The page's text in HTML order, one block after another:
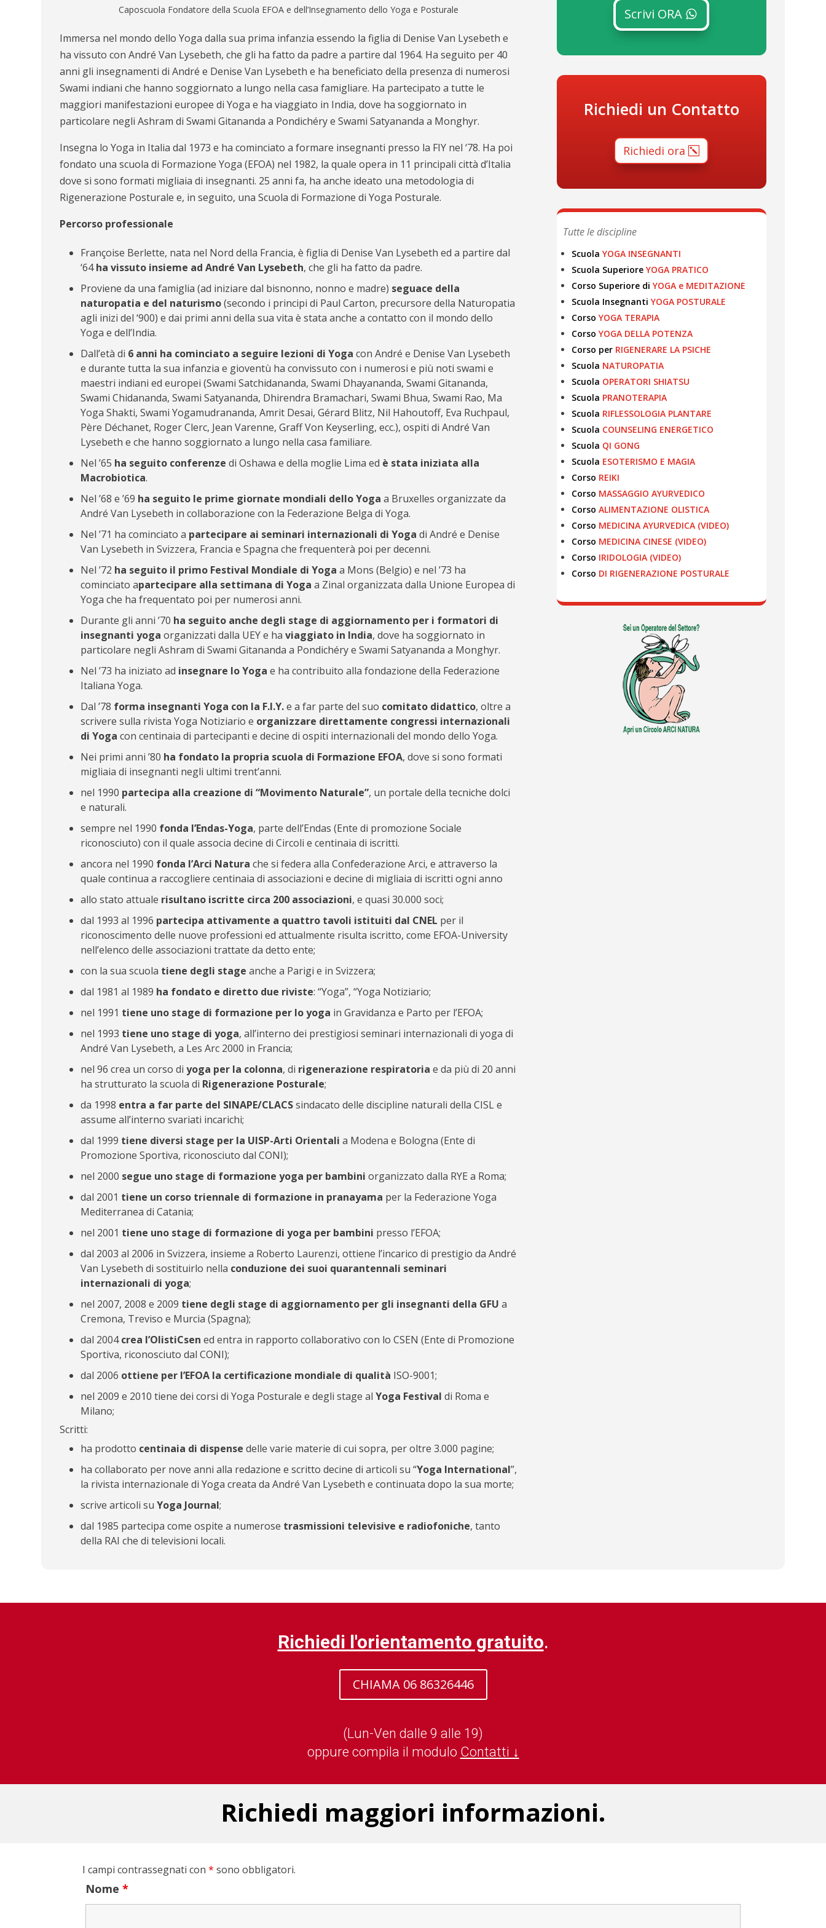
Caposcuola Fondatore della Scuola EFOA e dell’Insegnamento dello Yoga e Posturale
Immersa nel mondo dello Yoga dalla sua prima infanzia essendo la figlia di Denise Van Lysebeth e
ha vissuto con André Van Lysebeth, che gli ha fatto da padre a partire dal 1964. Ha seguito per 40
anni gli insegnamenti di André e Denise Van Lysebeth e ha beneficiato della presenza di numerosi
Swami indiani che hanno soggiornato a lungo nella casa famigliare. Ha partecipato a tutte le
maggiori manifestazioni europee di Yoga e ha viaggiato in India, dove ha soggiornato in
particolare negli Ashram di Swami Gitananda a Pondichéry e Swami Satyananda a Monghyr.
Insegna lo Yoga in Italia dal 1973 e ha cominciato a formare insegnanti presso la FIY nel ‘78. Ha poi
fondato una scuola di Formazione Yoga (EFOA) nel 1982, la quale opera in 11 principali città d’Italia
dove si sono formati migliaia di insegnanti. 25 anni fa, ha anche ideato una metodologia di
Rigenerazione Posturale e, in seguito, una Scuola di Formazione di Yoga Posturale.
Percorso professionale
Françoise Berlette, nata nel Nord della Francia, è figlia di Denise Van Lysebeth ed a partire dal
‘64ha vissuto insieme ad André Van Lysebeth, che gli ha fatto da padre.
Proviene da una famiglia (ad iniziare dal bisnonno, nonno e madre) seguace della
naturopatia e del naturismo(secondo i principi di Paul Carton, precursore della Naturopatia
agli inizi del ‘900) e dai primi anni della sua vita è stata anche a contatto con il mondo dello
Yoga e dell’India.
Dall’età di 6 anni ha cominciato a seguire lezioni di Yoga con André e Denise Van Lysebeth
e durante tutta la sua infanzia e gioventù ha convissuto con i numerosi e più noti swami e
maestri indiani ed europei (Swami Satchidananda, Swami Dhayananda, Swami Gitananda,
Swami Chidananda, Swami Satyananda, Dhirendra Bramachari, Swami Bhua, Swami Rao, Ma
Yoga Shakti, Swami Yogamudrananda, Amrit Desai, Gérard Blitz, Nil Hahoutoff, Eva Ruchpaul,
Père Déchanet, Roger Clerc, Jean Varenne, Graff Von Keyserling, ecc.), ospiti di André Van
Lysebeth e che hanno soggiornato a lungo nella casa familiare.
Nel ’65 ha seguito conferenze di Oshawa e della moglie Lima ed è stata iniziata alla
Macrobiotica.
Nel ’68 e ’69 ha seguito le prime giornate mondiali dello Yoga a Bruxelles organizzate da
André Van Lysebeth in collaborazione con la Federazione Belga di Yoga.
Nel ’71 ha cominciato a partecipare ai seminari internazionali di Yoga di André e Denise
Van Lysebeth in Svizzera, Francia e Spagna che frequenterà poi per decenni.
Nel ’72 ha seguito il primo Festival Mondiale di Yoga a Mons (Belgio) e nel ’73 ha
cominciato apartecipare alla settimana di Yoga a Zinal organizzata dalla Unione Europea di
Yoga che ha frequentato poi per numerosi anni.
Durante gli anni ’70 ha seguito anche degli stage di aggiornamento per i formatori di
insegnanti yoga organizzati dalla UEY e haviaggiato in India, dove ha soggiornato in
particolare negli Ashram di Swami Gitananda a Pondichéry e Swami Satyananda a Monghyr.
Nel ’73 ha iniziato ad insegnare lo Yogae ha contribuito alla fondazione della Federazione
Italiana Yoga.
Dal ’78 forma insegnanti Yoga con la F.I.Y.e a far parte del suo comitato didattico, oltre a
scrivere sulla rivista Yoga Notiziario e organizzare direttamente congressi internazionali
di Yoga con centinaia di partecipanti e decine di ospiti internazionali del mondo dello Yoga.
Nei primi anni ’80 ha fondato la propria scuola di Formazione EFOA, dove si sono formati
migliaia di insegnanti negli ultimi trent’anni.
nel 1990 partecipa alla creazione di “Movimento Naturale”, un portale della tecniche dolci
e naturali.
sempre nel 1990 fonda l’Endas-Yoga, parte dell’Endas (Ente di promozione Sociale
riconosciuto) con il quale associa decine di Circoli e centinaia di iscritti.
ancora nel 1990 fonda l’Arci Natura che si federa alla Confederazione Arci, e attraverso la
quale continua a raccogliere centinaia di associazioni e decine di migliaia di iscritti ogni anno
allo stato attuale risultano iscritte circa 200 associazioni, e quasi 30.000 soci;
dal 1993 al 1996 partecipa attivamente a quattro tavoli istituiti dal CNEL per il
riconoscimento delle nuove professioni ed attualmente risulta iscritto, come EFOA-University
nell’elenco delle associazioni trattate da detto ente;
con la sua scuola tiene degli stageanche a Parigi e in Svizzera;
dal 1981 al 1989 ha fondato e diretto due riviste: “Yoga”, “Yoga Notiziario;
nel 1991 tiene uno stage di formazione per lo yoga in Gravidanza e Parto per l’EFOA;
nel 1993 tiene uno stage di yoga, all’interno dei prestigiosi seminari internazionali di yoga di
André Van Lysebeth, a Les Arc 2000 in Francia;
nel 96 crea un corso diyoga per la colonna, di rigenerazione respiratoria e da più di 20 anni
ha strutturato la scuola di Rigenerazione Posturale;
da 1998 entra a far parte del SINAPE/CLACSsindacato delle discipline naturali della CISL e
assume all’interno svariati incarichi;
dal 1999 tiene diversi stage per la UISP-Arti Orientali a Modena e Bologna (Ente di
Promozione Sportiva, riconosciuto dal CONI);
nel 2000 segue uno stage di formazione yoga per bambini organizzato dalla RYE a Roma;
dal 2001 tiene un corso triennale di formazione in pranayama per la Federazione Yoga
Mediterranea di Catania;
nel 2001 tiene uno stage di formazione di yoga per bambini presso l’EFOA;
dal 2003 al 2006 in Svizzera, insieme a Roberto Laurenzi, ottiene l’incarico di prestigio da André
Van Lysebeth di sostituirlo nella conduzione dei suoi quarantennali seminari
internazionali di yoga;
nel 2007, 2008 e 2009 tiene degli stage di aggiornamento per gli insegnanti della GFU a
Cremona, Treviso e Murcia (Spagna);
dal 2004crea l’OlistiCsen ed entra in rapporto collaborativo con lo CSEN (Ente di Promozione
Sportiva, riconosciuto dal CONI);
dal 2006 ottiene per l’EFOA la certificazione mondiale di qualità ISO-9001;
nel 2009 e 2010 tiene dei corsi di Yoga Posturale e degli stage alYoga Festival di Roma e
Milano;
Scritti:
ha prodotto centinaia di dispense delle varie materie di cui sopra, per oltre 3.000 pagine;
ha collaborato per nove anni alla redazione e scritto decine di articoli su “Yoga International”,
la rivista internazionale di Yoga creata da André Van Lysebeth e continuata dopo la sua morte;
scrive articoli suYoga Journal;
dal 1985 partecipa come ospite a numerose trasmissioni televisive e radiofoniche, tanto
della RAI che di televisioni locali.
Scrivi ORA
Richiedi un Contatto
Richiedi ora
Tutte le discipline
Scuola YOGA INSEGNANTI
Scuola Superiore YOGA PRATICO
Corso Superiore di YOGA e MEDITAZIONE
Scuola Insegnanti YOGA POSTURALE
Corso YOGA TERAPIA
Corso YOGA DELLA POTENZA
Corso perRIGENERARE LA PSICHE
Scuola NATUROPATIA
Scuola OPERATORI SHIATSU
Scuola PRANOTERAPIA
Scuola RIFLESSOLOGIA PLANTARE
Scuola COUNSELING ENERGETICO
Scuola QI GONG
Scuola ESOTERISMO E MAGIA
Corso REIKI
Corso MASSAGGIO AYURVEDICO
Corso ALIMENTAZIONE OLISTICA
Corso MEDICINA AYURVEDICA (VIDEO)
Corso MEDICINA CINESE (VIDEO)
Corso IRIDOLOGIA (VIDEO)
Corso DI RIGENERAZIONE POSTURALE
Richiedi l'orientamento gratuito.
CHIAMA 06 86326446
(Lun-Ven dalle 9 alle 19)
oppure compila il modulo Contatti ↓
Richiedi maggiori informazioni.
I campi contrassegnati con* sono obbligatori.
Nome*